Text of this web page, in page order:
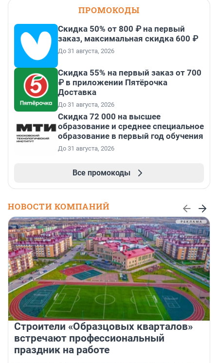
ПРОМОКОДЫ
Скидка 50% от 800 ₽ на первый
заказ, максимальная скидка 600 ₽
До 31 августа, 2026
Скидка 55% на первый заказ от 700
₽ в приложении Пятёрочка
Доставка
До 31 августа, 2026
Скидка 72 000 на высшее
образование и среднее специальное
образование в первый год обучения
До 31 августа, 2026
Все промокоды
НОВОСТИ КОМПАНИЙ
Строители «Образцовых кварталов»
встречают профессиональный
праздник на работе